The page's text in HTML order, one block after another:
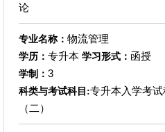
论
专业名称： 物流管理
学历： 专升本 学习形式： 函授
学制： 3
科类与考试科目:专升本入学考
（二）